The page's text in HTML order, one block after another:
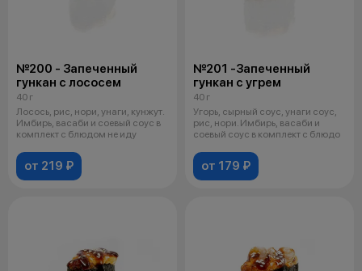
№200 - Запеченный
гункан с лососем
40 г
Лосось, рис, нори, унаги, кунжут.
Имбирь, васаби и соевый соус в
комплект с блюдом не иду
от 219 ₽
№201 -Запеченный
гункан с угрем
40 г
Угорь, сырный соус, унаги соус,
рис, нори. Имбирь, васаби и
соевый соус в комплект с блюдо
от 179 ₽